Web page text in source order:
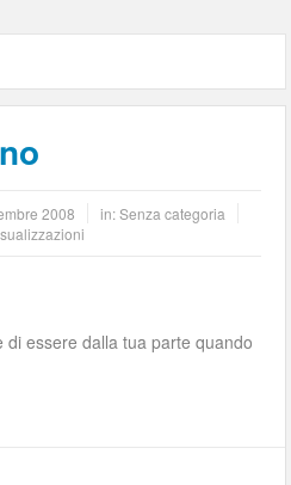
2008
in: Senza categoria
di essere dalla tua parte quando